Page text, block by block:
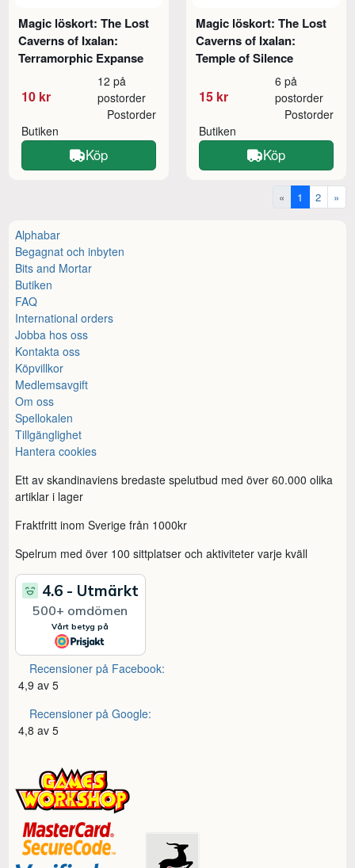
Magic löskort: The Lost
Caverns of Ixalan:
Terramorphic Expanse
10 kr
12 på
postorder
Butiken
Postorder
Köp
Magic löskort: The Lost
Caverns of Ixalan:
Temple of Silence
15 kr
6 på
postorder
Butiken
Postorder
Köp
« 1 2 »
Alphabar
Begagnat och inbyten
Bits and Mortar
Butiken
FAQ
International orders
Jobba hos oss
Kontakta oss
Köpvillkor
Medlemsavgift
Om oss
Spellokalen
Tillgänglighet
Hantera cookies
Ett av skandinaviens bredaste spelutbud med över 60.000 olika
artiklar i lager
Fraktfritt inom Sverige från 1000kr
Spelrum med över 100 sittplatser och aktiviteter varje kväll
Recensioner på Facebook:
4,9 av 5
Recensioner på Google:
4,8 av 5